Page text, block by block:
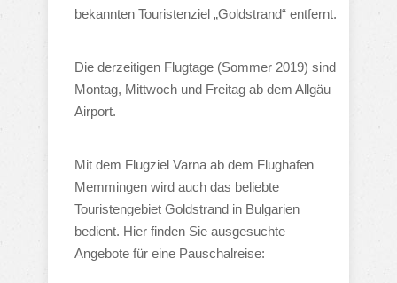
bekannten Touristenziel „Goldstrand“ entfernt.
Die derzeitigen Flugtage (Sommer 2019) sind
Montag, Mittwoch und Freitag ab dem Allgäu
Airport.
Mit dem Flugziel Varna ab dem Flughafen
Memmingen wird auch das beliebte
Touristengebiet Goldstrand in Bulgarien
bedient. Hier finden Sie ausgesuchte
Angebote für eine Pauschalreise: